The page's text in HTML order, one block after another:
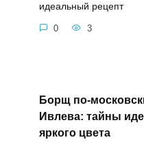
идеальный рецепт
0 3
Борщ по-
Ивлева: тайны
яркого цвета